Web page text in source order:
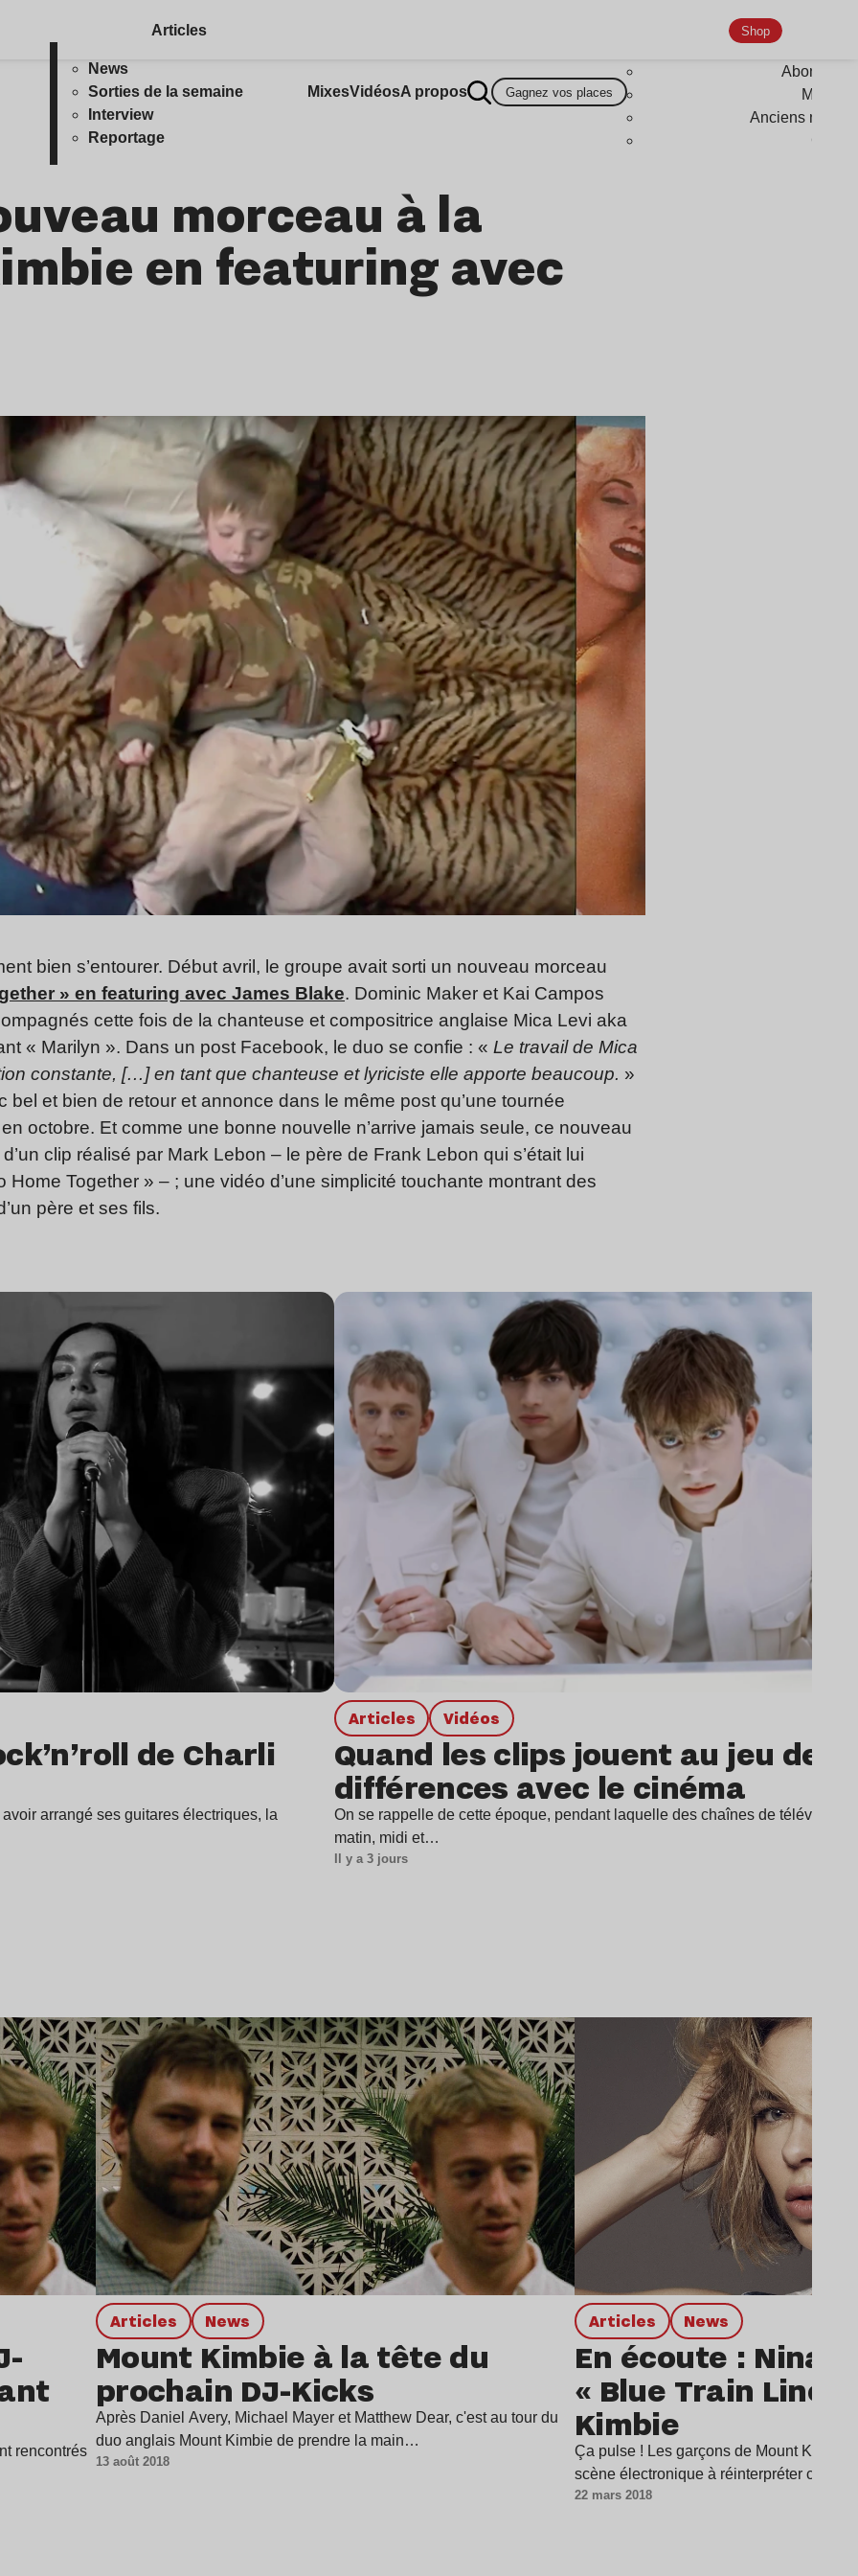
Articles
News
Sorties de la semaine
Interview
Reportage
MixesVidéosA propos Gagnez vos places
Shop
Anciens
morceau à la
en featuring avec
bien s’entourer. Début avril, le groupe avait sorti un nouveau morceau
» en featuring avec James Blake. Dominic Maker et Kai Campos
cette fois de la chanteuse et compositrice anglaise Mica Levi aka
« Marilyn ». Dans un post Facebook, le duo se confie : « Le travail de Mica
constante, […] en tant que chanteuse et lyriciste elle apporte beaucoup. »
bel et bien de retour et annonce dans le même post qu’une tournée
octobre. Et comme une bonne nouvelle n’arrive jamais seule, ce nouveau
clip réalisé par Mark Lebon – le père de Frank Lebon qui s’était lui
Home Together » – ; une vidéo d’une simplicité touchante montrant des
père et ses fils.
de Charli
arrangé ses guitares électriques, la
Articles Vidéos
Quand les clips jouent au jeu des
différences avec le cinéma
On se rappelle de cette époque, pendant laquelle des chaînes de télévision
matin, midi et…
Il y a 3 jours
Lire l’article
rencontrés
Articles news
Mount Kimbie à la tête du
prochain DJ-Kicks
Après Daniel Avery, Michael Mayer et Matthew Dear, c'est au tour du
duo anglais Mount Kimbie de prendre la main…
13 août 2018
Articles news
En écoute : Nina
« Blue Train Lines
Kimbie
Ça pulse ! Les garçons de Mount Kimbie
scène électronique à réinterpréter
22 mars 2018
Lire l’article Lire l’article